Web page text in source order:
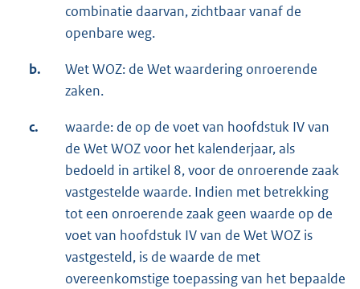
combinatie daarvan, zichtbaar vanaf de
openbare weg.
b.
Wet WOZ: de Wet waardering onroerende
zaken.
c.
waarde: de op de voet van hoofdstuk IV van
de Wet WOZ voor het kalenderjaar, als
bedoeld in artikel 8, voor de onroerende zaak
vastgestelde waarde. Indien met betrekking
tot een onroerende zaak geen waarde op de
voet van hoofdstuk IV van de Wet WOZ is
vastgesteld, is de waarde de met
overeenkomstige toepassing van het bepaalde